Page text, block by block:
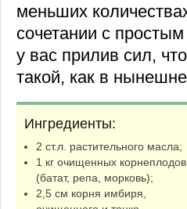
меньших
сочетании с
у вас прилив сил,
такой, как в
Ингредиенты:
2 ст.л. растительного масла;
1 кг очищенных корнеплодов
(батат, репа, морковь);
2,5 см корня имбиря,